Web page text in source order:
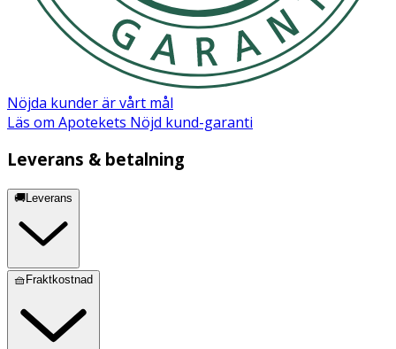
Nöjda kunder är vårt mål
Läs om Apotekets Nöjd kund-garanti
Leverans & betalning
🚚Leverans
🧺Fraktkostnad